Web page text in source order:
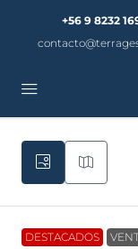
+56 9 8232
DESTACADOS